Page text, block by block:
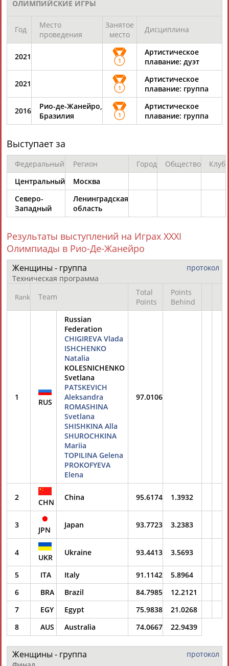
Разработка и поддержка ООО НАИТ «Стадион»
ОЛИМПИЙСКИЕ ИГРЫ
Год
Место
проведения
Занятое
место
Дисциплина
2021 1
Артистическое
плавание: дуэт
2021 1
Артистическое
плавание: группа
2016
Рио-де-Жанейро,
Бразилия
1
Артистическое
плавание: группа
Выступает за
Федеральный Регион Город Общество
Клуб
Центральный
Москва
Северо-
Западный
Ленинградская
область
Результаты выступлений на Играх XXXI
Олимпиады в Рио-Де-Жанейро
протокол
Женщины - группа
Техническая программа
Rank Team
Total
Points
Points
Behind
1
RUS
Russian
Federation
CHIGIREVA Vlada
ISHCHENKO
Natalia
KOLESNICHENKO
Svetlana
PATSKEVICH
Aleksandra
ROMASHINA
Svetlana
SHISHKINA Alla
SHUROCHKINA
Mariia
TOPILINA Gelena
PROKOFYEVA
Elena
97.0106
2
CHN
China 95.6174 1.3932
3
JPN
Japan 93.7723 3.2383
4
UKR
Ukraine 93.4413 3.5693
5
ITA
Italy 91.1142 5.8964
6
BRA
Brazil 84.7985 12.2121
7 EGY Egypt 75.9838
21.0268
8
AUS Australia 74.0667 22.9439